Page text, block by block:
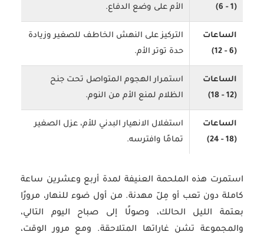
(1 - 6)
الأم على وضع الدفاع.
الساعات
(6 - 12)
التركيز على النهش الخاطف للصغير وزيادة
حدة توتر الأم.
الساعات
(12 - 18)
استمرار الهجوم المتواصل تحت جنح
الظلام لمنع الأم من النوم.
الساعات
(18 - 24)
استغلال الانهيار البدني للأم، عزل الصغير
تمامًا وافترسه.
استمرت هذه الملحمة العنيفة لمدة أربع وعشرين ساعة
كاملة دون تعب أو مِلّ مهدنة. من أول ضوء للنهار، مرورًا
بعتمة الليل الحالك، وصولًا إلى صباح اليوم التالي،
والمجموعة تشن غاراتها المتلاحقة. ومع مرور الوقت،